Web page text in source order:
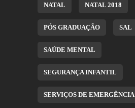
NATAL NATAL 2018
PÓS GRADUAÇÃO SAL
SAÚDE MENTAL
SEGURANÇA INFANTIL
SERVIÇOS DE EMERGÊNCIA